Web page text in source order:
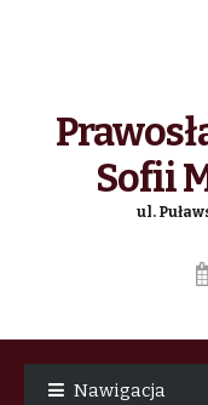
Sofii
ul.
Nawigacja